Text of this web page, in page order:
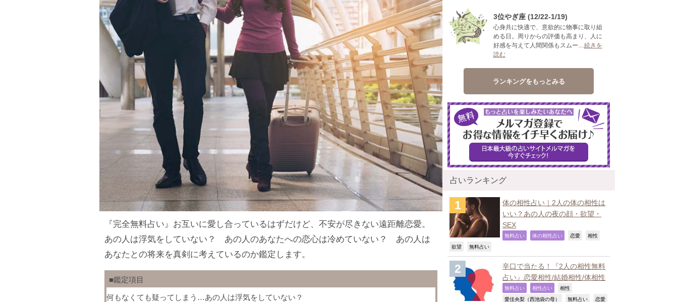
『完全無料占い』お互いに愛し合っているはずだけど、不安が尽きない遠距離恋愛。
あの人は浮気をしていない？ あの人のあなたへの恋心は冷めていない？ あの人は
あなたとの将来を真剣に考えているのか鑑定します。
■鑑定項目
何もなくても疑ってしまう…あの人は浮気をしていない？
3位やぎ座 (12/22-1/19)
心身共に快適で、意欲的に物事に取り組
める日。周りからの評価も高まり、人に
好感を与えて人間関係もスムー… 続きを
読む
ランキングをもっとみる
占いランキング
体の相性占い｜2人の体の相性は
いい？あの人の夜の顔・欲望・
SEX
無料占い 体の相性占い 恋愛 相性
欲望 無料占い
辛口で当たる！『2人の相性無料
占い』恋愛相性/結婚相性/体相性
無料占い 相性占い 相性
愛佳央梨（西池袋の母） 無料占い 恋愛